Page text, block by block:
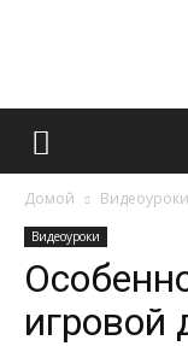
Домой Видеоуроки
Видеоуроки
игровой